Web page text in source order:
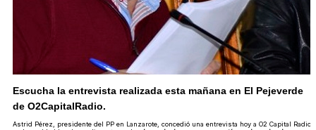
Escucha la entrevista realizada esta mañana en El Pejeverde
de O2CapitalRadio.
Astrid Pérez, presidente del PP en Lanzarote, concedió una entrevista hoy a O2 Capital Radio